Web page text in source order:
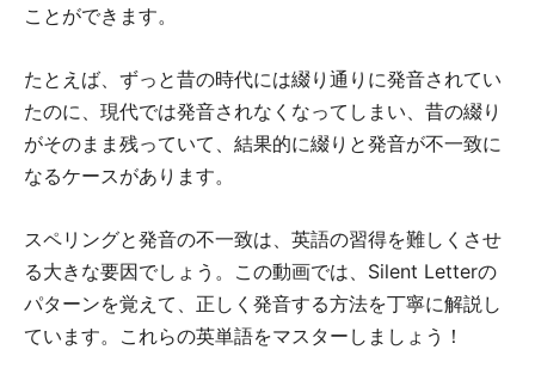
ことができます。
たとえば、ずっと昔の時代には綴り通りに発音されてい
たのに、現代では発音されなくなってしまい、昔の綴り
がそのまま残っていて、結果的に綴りと発音が不一致に
なるケースがあります。
スペリングと発音の不一致は、英語の習得を難しくさせ
る大きな要因でしょう。この動画では、Silent Letterの
パターンを覚えて、正しく発音する方法を丁寧に解説し
ています。これらの英単語をマスターしましょう！